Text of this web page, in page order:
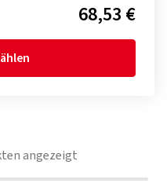
68,53 €
angezeigt